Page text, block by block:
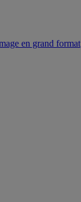
en grand format